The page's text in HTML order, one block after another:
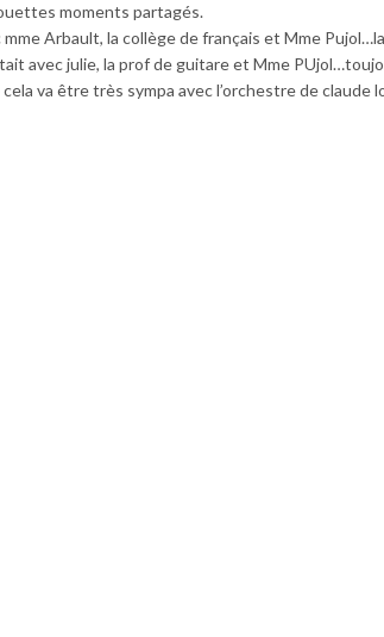
moments partagés.
mme Arbault, la collège de français et Mme
avec julie, la prof de guitare et Mme
va être très sympa avec l’orchestre de claude